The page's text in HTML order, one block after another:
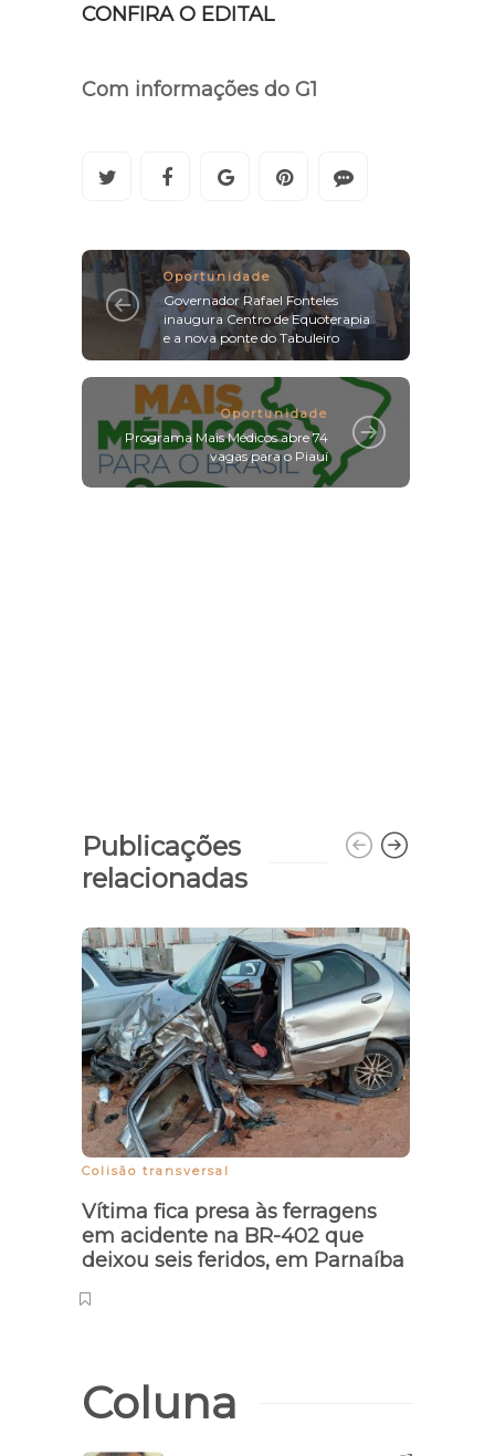
CONFIRA O EDITAL
Com informações do G1
Oportunidade
Governador Rafael Fonteles
inaugura Centro de Equoterapia
e a nova ponte do Tabuleiro
Oportunidade
Programa Mais Médicos abre 74
vagas para o Piauí
Publicações
relacionadas
Colisão transversal
Vítima fica presa às ferragens
em acidente na BR-402 que
deixou seis feridos, em Parnaíba
Coluna